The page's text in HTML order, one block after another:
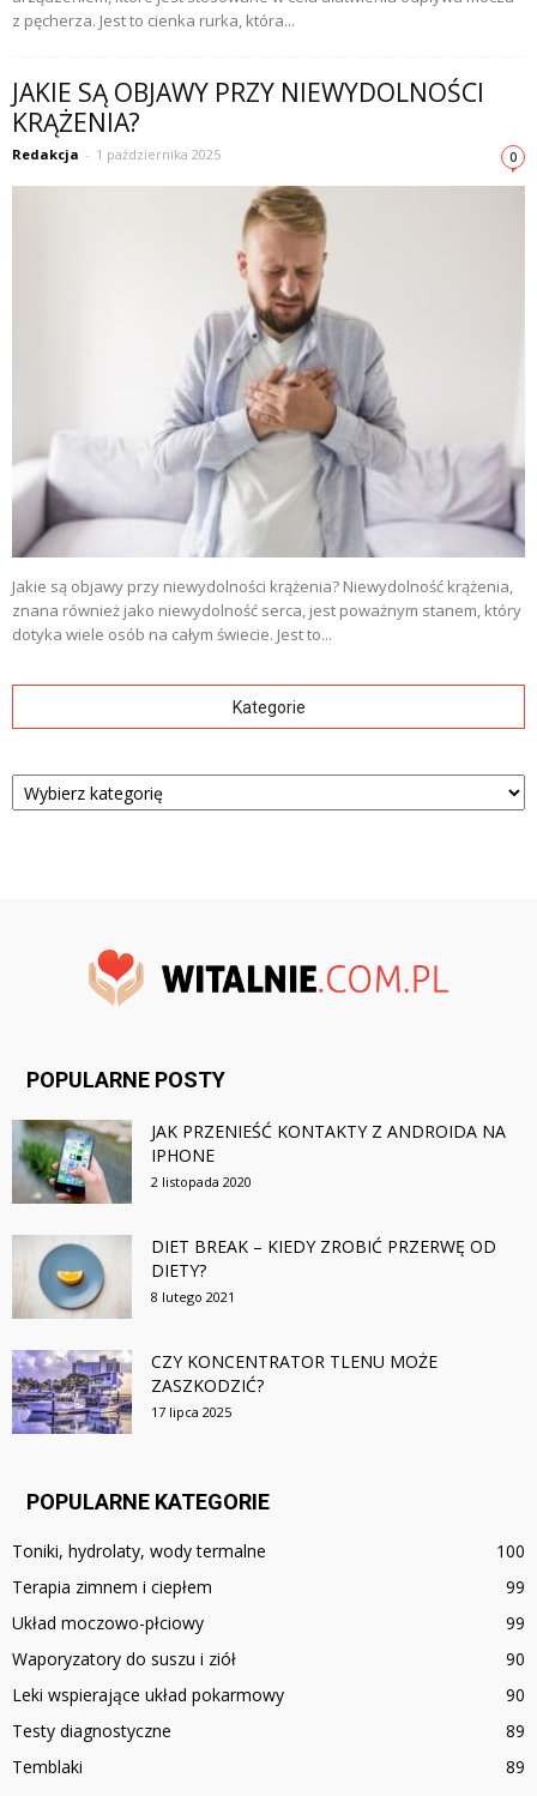
z pęcherza. Jest to cienka rurka, która...
JAKIE SĄ OBJAWY PRZY NIEWYDOLNOŚCI
KRĄŻENIA?
Redakcja - 1 października 2025 0
Jakie są objawy przy niewydolności krążenia? Niewydolność krążenia,
znana również jako niewydolność serca, jest poważnym stanem, który
dotyka wiele osób na całym świecie. Jest to...
Kategorie
Kategorie
POPULARNE POSTY
JAK PRZENIEŚĆ KONTAKTY Z ANDROIDA NA
IPHONE
2 listopada 2020
DIET BREAK – KIEDY ZROBIĆ PRZERWĘ OD
DIETY?
8 lutego 2021
CZY KONCENTRATOR TLENU MOŻE
ZASZKODZIĆ?
17 lipca 2025
POPULARNE KATEGORIE
Toniki, hydrolaty, wody termalne
100
Terapia zimnem i ciepłem
99
Układ moczowo-płciowy
99
Waporyzatory do suszu i ziół
90
Leki wspierające układ pokarmowy
90
Testy diagnostyczne
89
Temblaki
89